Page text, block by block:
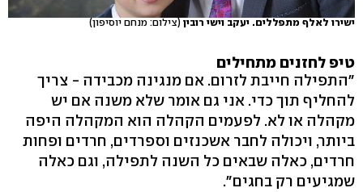
ישירו לאלף מתפללים. יעקב וישי רובין (צילום: מנחם יוסיפון)
טיפ לחזנים מתחילים
"התפילה חייבת לזרום. אם מנגינה מכבידה - צריך
להחליף תוך כדי. אני גם אומר שלא משנה אם יש
מקהלה או לא. לפעמים הקהלה הוא המקהלה היפה
ביותר, ויכולה לחבר אשכנזים וספרדים, חרדים ופחות
חרדים, כאלה שבאים כל השנה לתפילה, וגם כאלה
שמגיעים רק בחגים".